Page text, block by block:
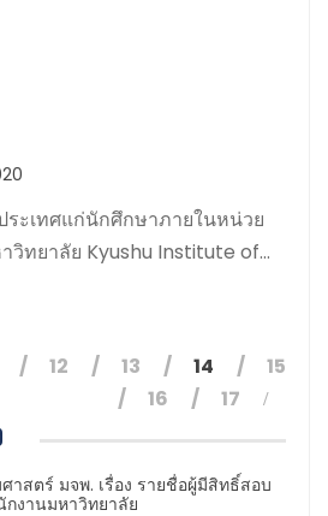
ะเทศแก่นักศึกษาภายในหน่วย
วิทยาลัย Kyushu Institute of...
12 13 14
15
16
17
าสตร์ มจพ. เรื่อง รายชื่อผู้มีสิทธิ์สอบ
กงานมหาวิทยาลัย